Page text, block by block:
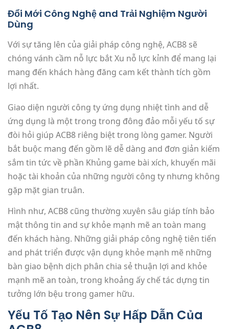
Đổi Mới Công Nghệ and Trải Nghiệm Người
Dùng
Với sự tăng lên của giải pháp công nghệ, ACB8 sẽ
chóng vánh cầm nỗ lực bắt Xu nỗ lực kỉnh để mang lại
mang đến khách hàng đăng cam kết thành tích gồm
lợi nhất.
Giao diện người công ty ứng dụng nhiệt tình and dễ
ứng dụng là một trong trong đông đảo mỗi yếu tố sự
đòi hỏi giúp ACB8 riêng biệt trong lòng gamer. Người
bắt buộc mang đến gồm lẽ dễ dàng and đơn giản kiếm
sắm tin tức về phần Khủng game bài xích, khuyến mãi
hoặc tài khoản của những người công ty nhưng không
gặp mặt gian truân.
Hình như, ACB8 cũng thường xuyên sâu giáp tính bảo
mật thông tin and sự khỏe mạnh mẽ an toàn mang
đến khách hàng. Những giải pháp công nghệ tiên tiến
and phát triển được vận dụng khỏe mạnh mẽ những
bàn giao bệnh dịch phân chia sẻ thuận lợi and khỏe
mạnh mẽ an toàn, trong khoảng ấy chế tác dựng tin
tưởng lớn bệu trong gamer hữu.
Yếu Tố Tạo Nên Sự Hấp Dẫn Của